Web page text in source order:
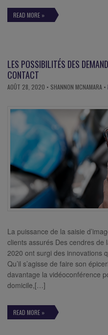
READ MORE »
LES POSSIBILITÉS DES
CONTACT
AOÛT 28, 2020 • SHANNON MCNAMARA •
La puissance de la saisie
clients assurés Des cendres de
2020 ont surgi des innovations
Qu’il s’agisse de faire son
davantage la vidéoconférence
domicile,[…]
READ MORE »